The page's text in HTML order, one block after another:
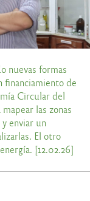
nuevas formas
financiamiento de
Circular del
las zonas
enviar un
El otro
[12.02.26]